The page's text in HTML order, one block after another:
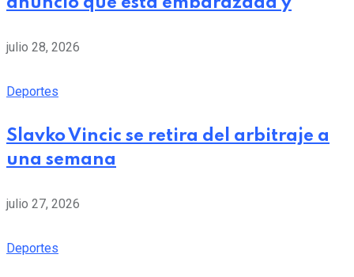
julio 28, 2026
Deportes
Slavko Vincic se retira del arbitraje a
una semana
julio 27, 2026
Deportes